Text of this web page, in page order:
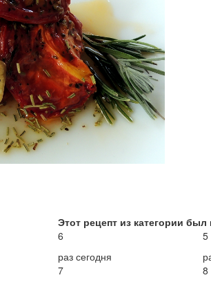
Этот рецепт из категории был
6
раз сегодня
5
7
8